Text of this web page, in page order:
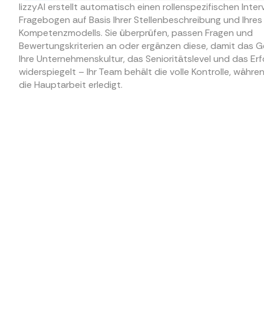
lizzyAI erstellt automatisch einen rollenspezifischen
Fragebogen auf Basis Ihrer Stellenbeschreibung und Ihres
Kompetenzmodells. Sie überprüfen, passen Fragen und
Bewertungskriterien an oder ergänzen diese, damit das
Ihre Unternehmenskultur, das Senioritätslevel und das
widerspiegelt – Ihr Team behält die volle Kontrolle,
die Hauptarbeit erledigt.